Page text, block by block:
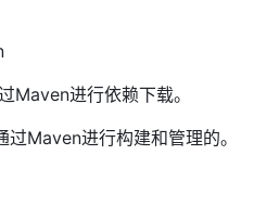
进行依赖下载。
Maven进行构建和管理的。